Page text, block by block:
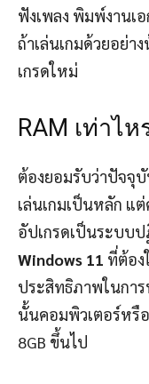
ฟังเพลง พิมพ์งานเ
ถ้าเล่นเกมด้วยอย่า
เกรดใหม่
RAM เท่าไ
ต้องยอมรับว่าปัจจุ
เล่นเกมเป็นหลัก แ
อัปเกรดเป็นระบบ
Windows 11 ที่ต้อง
ประสิทธิภาพในกา
นั้นคอมพิวเตอร์หรื
8GB ขึ้นไป